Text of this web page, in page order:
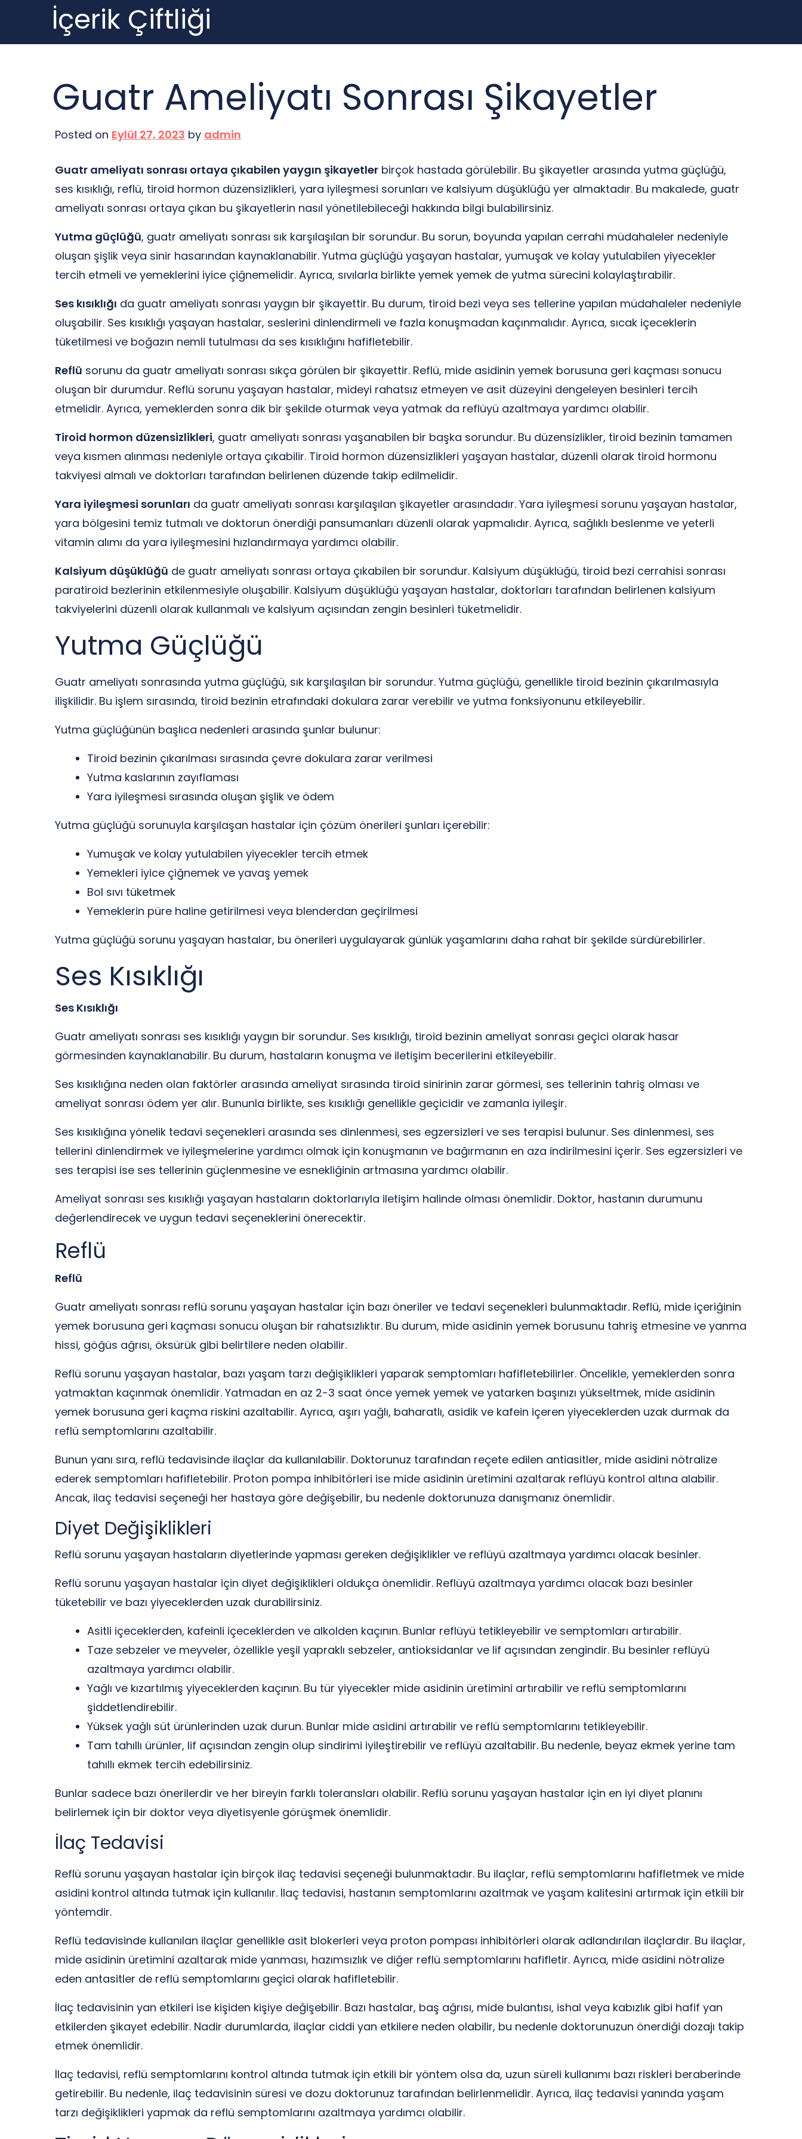
content
İçerik Çiftliği
Guatr Ameliyatı Sonrası Şikayetler
Posted on Eylül 27, 2023 by admin
Guatr ameliyatı sonrası ortaya çıkabilen yaygın şikayetler birçok hastada görülebilir. Bu şikayetler arasında yutma güçlüğü,
ses kısıklığı, reflü, tiroid hormon düzensizlikleri, yara iyileşmesi sorunları ve kalsiyum düşüklüğü yer almaktadır. Bu makalede, guatr
ameliyatı sonrası ortaya çıkan bu şikayetlerin nasıl yönetilebileceği hakkında bilgi bulabilirsiniz.
Yutma güçlüğü, guatr ameliyatı sonrası sık karşılaşılan bir sorundur. Bu sorun, boyunda yapılan cerrahi müdahaleler nedeniyle
oluşan şişlik veya sinir hasarından kaynaklanabilir. Yutma güçlüğü yaşayan hastalar, yumuşak ve kolay yutulabilen yiyecekler
tercih etmeli ve yemeklerini iyice çiğnemelidir. Ayrıca, sıvılarla birlikte yemek yemek de yutma sürecini kolaylaştırabilir.
Ses kısıklığı da guatr ameliyatı sonrası yaygın bir şikayettir. Bu durum, tiroid bezi veya ses tellerine yapılan müdahaleler nedeniyle
oluşabilir. Ses kısıklığı yaşayan hastalar, seslerini dinlendirmeli ve fazla konuşmadan kaçınmalıdır. Ayrıca, sıcak içeceklerin
tüketilmesi ve boğazın nemli tutulması da ses kısıklığını hafifletebilir.
Reflü sorunu da guatr ameliyatı sonrası sıkça görülen bir şikayettir. Reflü, mide asidinin yemek borusuna geri kaçması sonucu
oluşan bir durumdur. Reflü sorunu yaşayan hastalar, mideyi rahatsız etmeyen ve asit düzeyini dengeleyen besinleri tercih
etmelidir. Ayrıca, yemeklerden sonra dik bir şekilde oturmak veya yatmak da reflüyü azaltmaya yardımcı olabilir.
Tiroid hormon düzensizlikleri, guatr ameliyatı sonrası yaşanabilen bir başka sorundur. Bu düzensizlikler, tiroid bezinin tamamen
veya kısmen alınması nedeniyle ortaya çıkabilir. Tiroid hormon düzensizlikleri yaşayan hastalar, düzenli olarak tiroid hormonu
takviyesi almalı ve doktorları tarafından belirlenen düzende takip edilmelidir.
Yara iyileşmesi sorunları da guatr ameliyatı sonrası karşılaşılan şikayetler arasındadır. Yara iyileşmesi sorunu yaşayan hastalar,
yara bölgesini temiz tutmalı ve doktorun önerdiği pansumanları düzenli olarak yapmalıdır. Ayrıca, sağlıklı beslenme ve yeterli
vitamin alımı da yara iyileşmesini hızlandırmaya yardımcı olabilir.
Kalsiyum düşüklüğü de guatr ameliyatı sonrası ortaya çıkabilen bir sorundur. Kalsiyum düşüklüğü, tiroid bezi cerrahisi sonrası
paratiroid bezlerinin etkilenmesiyle oluşabilir. Kalsiyum düşüklüğü yaşayan hastalar, doktorları tarafından belirlenen kalsiyum
takviyelerini düzenli olarak kullanmalı ve kalsiyum açısından zengin besinleri tüketmelidir.
Yutma Güçlüğü
Guatr ameliyatı sonrasında yutma güçlüğü, sık karşılaşılan bir sorundur. Yutma güçlüğü, genellikle tiroid bezinin çıkarılmasıyla
ilişkilidir. Bu işlem sırasında, tiroid bezinin etrafındaki dokulara zarar verebilir ve yutma fonksiyonunu etkileyebilir.
Yutma güçlüğünün başlıca nedenleri arasında şunlar bulunur:
Tiroid bezinin çıkarılması sırasında çevre dokulara zarar verilmesi
Yutma kaslarının zayıflaması
Yara iyileşmesi sırasında oluşan şişlik ve ödem
Yutma güçlüğü sorunuyla karşılaşan hastalar için çözüm önerileri şunları içerebilir:
Yumuşak ve kolay yutulabilen yiyecekler tercih etmek
Yemekleri iyice çiğnemek ve yavaş yemek
Bol sıvı tüketmek
Yemeklerin püre haline getirilmesi veya blenderdan geçirilmesi
Yutma güçlüğü sorunu yaşayan hastalar, bu önerileri uygulayarak günlük yaşamlarını daha rahat bir şekilde sürdürebilirler.
Ses Kısıklığı
Ses Kısıklığı
Guatr ameliyatı sonrası ses kısıklığı yaygın bir sorundur. Ses kısıklığı, tiroid bezinin ameliyat sonrası geçici olarak hasar
görmesinden kaynaklanabilir. Bu durum, hastaların konuşma ve iletişim becerilerini etkileyebilir.
Ses kısıklığına neden olan faktörler arasında ameliyat sırasında tiroid sinirinin zarar görmesi, ses tellerinin tahriş olması ve
ameliyat sonrası ödem yer alır. Bununla birlikte, ses kısıklığı genellikle geçicidir ve zamanla iyileşir.
Ses kısıklığına yönelik tedavi seçenekleri arasında ses dinlenmesi, ses egzersizleri ve ses terapisi bulunur. Ses dinlenmesi, ses
tellerini dinlendirmek ve iyileşmelerine yardımcı olmak için konuşmanın ve bağırmanın en aza indirilmesini içerir. Ses egzersizleri ve
ses terapisi ise ses tellerinin güçlenmesine ve esnekliğinin artmasına yardımcı olabilir.
Ameliyat sonrası ses kısıklığı yaşayan hastaların doktorlarıyla iletişim halinde olması önemlidir. Doktor, hastanın durumunu
değerlendirecek ve uygun tedavi seçeneklerini önerecektir.
Reflü
Reflü
Guatr ameliyatı sonrası reflü sorunu yaşayan hastalar için bazı öneriler ve tedavi seçenekleri bulunmaktadır. Reflü, mide içeriğinin
yemek borusuna geri kaçması sonucu oluşan bir rahatsızlıktır. Bu durum, mide asidinin yemek borusunu tahriş etmesine ve yanma
hissi, göğüs ağrısı, öksürük gibi belirtilere neden olabilir.
Reflü sorunu yaşayan hastalar, bazı yaşam tarzı değişiklikleri yaparak semptomları hafifletebilirler. Öncelikle, yemeklerden sonra
yatmaktan kaçınmak önemlidir. Yatmadan en az 2-3 saat önce yemek yemek ve yatarken başınızı yükseltmek, mide asidinin
yemek borusuna geri kaçma riskini azaltabilir. Ayrıca, aşırı yağlı, baharatlı, asidik ve kafein içeren yiyeceklerden uzak durmak da
reflü semptomlarını azaltabilir.
Bunun yanı sıra, reflü tedavisinde ilaçlar da kullanılabilir. Doktorunuz tarafından reçete edilen antiasitler, mide asidini nötralize
ederek semptomları hafifletebilir. Proton pompa inhibitörleri ise mide asidinin üretimini azaltarak reflüyü kontrol altına alabilir.
Ancak, ilaç tedavisi seçeneği her hastaya göre değişebilir, bu nedenle doktorunuza danışmanız önemlidir.
Diyet Değişiklikleri
Reflü sorunu yaşayan hastaların diyetlerinde yapması gereken değişiklikler ve reflüyü azaltmaya yardımcı olacak besinler.
Reflü sorunu yaşayan hastalar için diyet değişiklikleri oldukça önemlidir. Reflüyü azaltmaya yardımcı olacak bazı besinler
tüketebilir ve bazı yiyeceklerden uzak durabilirsiniz.
Asitli içeceklerden, kafeinli içeceklerden ve alkolden kaçının. Bunlar reflüyü tetikleyebilir ve semptomları artırabilir.
Taze sebzeler ve meyveler, özellikle yeşil yapraklı sebzeler, antioksidanlar ve lif açısından zengindir. Bu besinler reflüyü
azaltmaya yardımcı olabilir.
Yağlı ve kızartılmış yiyeceklerden kaçının. Bu tür yiyecekler mide asidinin üretimini artırabilir ve reflü semptomlarını
şiddetlendirebilir.
Yüksek yağlı süt ürünlerinden uzak durun. Bunlar mide asidini artırabilir ve reflü semptomlarını tetikleyebilir.
Tam tahıllı ürünler, lif açısından zengin olup sindirimi iyileştirebilir ve reflüyü azaltabilir. Bu nedenle, beyaz ekmek yerine tam
tahıllı ekmek tercih edebilirsiniz.
Bunlar sadece bazı önerilerdir ve her bireyin farklı toleransları olabilir. Reflü sorunu yaşayan hastalar için en iyi diyet planını
belirlemek için bir doktor veya diyetisyenle görüşmek önemlidir.
İlaç Tedavisi
Reflü sorunu yaşayan hastalar için birçok ilaç tedavisi seçeneği bulunmaktadır. Bu ilaçlar, reflü semptomlarını hafifletmek ve mide
asidini kontrol altında tutmak için kullanılır. İlaç tedavisi, hastanın semptomlarını azaltmak ve yaşam kalitesini artırmak için etkili bir
yöntemdir.
Reflü tedavisinde kullanılan ilaçlar genellikle asit blokerleri veya proton pompası inhibitörleri olarak adlandırılan ilaçlardır. Bu ilaçlar,
mide asidinin üretimini azaltarak mide yanması, hazımsızlık ve diğer reflü semptomlarını hafifletir. Ayrıca, mide asidini nötralize
eden antasitler de reflü semptomlarını geçici olarak hafifletebilir.
İlaç tedavisinin yan etkileri ise kişiden kişiye değişebilir. Bazı hastalar, baş ağrısı, mide bulantısı, ishal veya kabızlık gibi hafif yan
etkilerden şikayet edebilir. Nadir durumlarda, ilaçlar ciddi yan etkilere neden olabilir, bu nedenle doktorunuzun önerdiği dozajı takip
etmek önemlidir.
İlaç tedavisi, reflü semptomlarını kontrol altında tutmak için etkili bir yöntem olsa da, uzun süreli kullanımı bazı riskleri beraberinde
getirebilir. Bu nedenle, ilaç tedavisinin süresi ve dozu doktorunuz tarafından belirlenmelidir. Ayrıca, ilaç tedavisi yanında yaşam
tarzı değişiklikleri yapmak da reflü semptomlarını azaltmaya yardımcı olabilir.